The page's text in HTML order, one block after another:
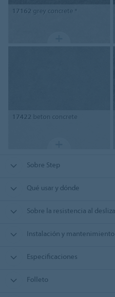
17162 grey concrete *
17422 beton concrete
Sobre Step
Qué usar y dónde
Sobre la resistencia al
Instalación y mantenimiento
Especificaciones
Folleto